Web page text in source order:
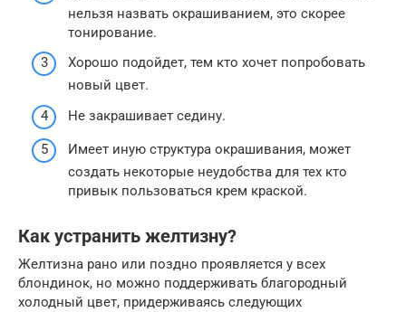
нельзя назвать окрашиванием, это скорее
тонирование.
Хорошо подойдет, тем кто хочет попробовать
новый цвет.
Не закрашивает седину.
Имеет иную структура окрашивания, может
создать некоторые неудобства для тех кто
привык пользоваться крем краской.
Как устранить желтизну?
Желтизна рано или поздно проявляется у всех
блондинок, но можно поддерживать благородный
холодный цвет, придерживаясь следующих